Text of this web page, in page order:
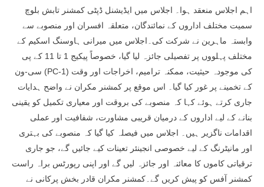
اہم اجلاس منعقد ہوا۔ اجلاس میں ایڈیشنل ڈپٹی کمشنر تابش بلوچ
سمیت مختلف اداروں کے نمائندگان، متعلقہ افسران اور منصوبے سے
وابستہ ماہرین نے شرکت کی۔اجلاس میں میرانی ہاوسنگ اسکیم کے
مختلف پہلووں پر تفصیلی جائزہ لیا گیا، خصوصاً پیکیج 1 تا 11 کے پی
سی-ون (PC-1) کی موجودہ حیثیت، ممکنہ ترامیم، اخراجات اور وقت
کے تخمینے پر غور کیا گیا۔ اس موقع پر کمشنر مکران نے واضح ہدایات
جاری کرتے ہوئے کہا کہ منصوبے کی بروقت اور معیاری تکمیل کو یقینی
بنانے کے لیے اداروں کے درمیان قریبی مشاورت، شفافیت اور عملی
اقدامات ناگزیر ہیں۔ اجلاس میں فیصلہ کیا گیا کہ منصوبے کی بہتری
اور مانیٹرنگ کے لیے خصوصی انجینئر تعینات کیے جائیں گے، جو جاری
ترقیاتی کاموں کا معائنہ اور جائزہ لیں گے اور اپنی رپورٹس براہ راست
کمشنر آفس کو پیش کریں گے۔کمشنر مکران قادر بخش پرکانی نے